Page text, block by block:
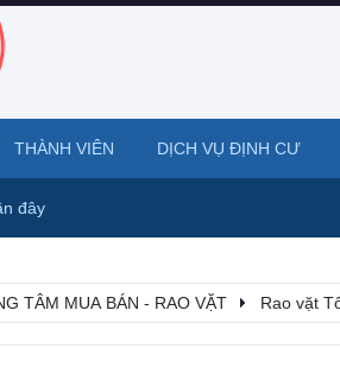
TÂM MUA BÁN - RAO VẶT Rao vặt
đây
THÀNH VIÊN DỊCH VỤ ĐỊNH CƯ